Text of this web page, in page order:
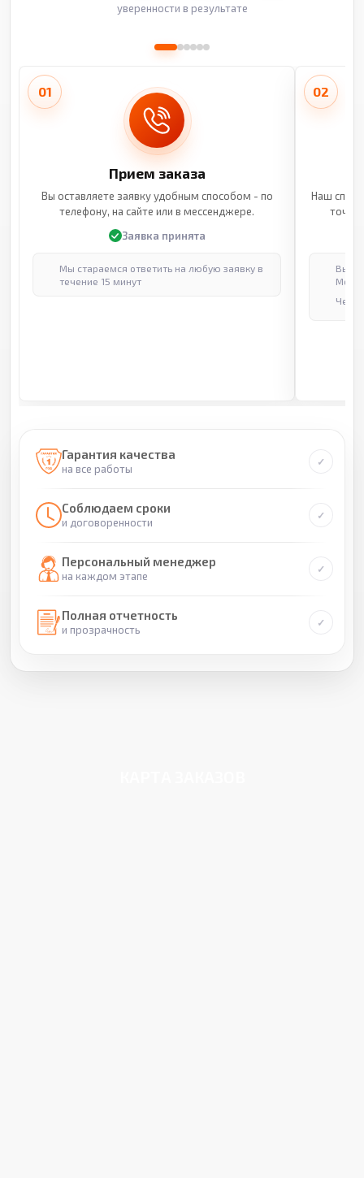
уверенности в результате
01
Прием заказа
Вы оставляете заявку удобным способом - по
телефону, на сайте или в мессенджере.
Заявка принята
Мы стараемся ответить на любую заявку в
течение 15 минут
02
Наш
Гарантия качества
на все работы
Соблюдаем сроки
и договоренности
Персональный менеджер
на каждом этапе
Полная отчетность
и прозрачность